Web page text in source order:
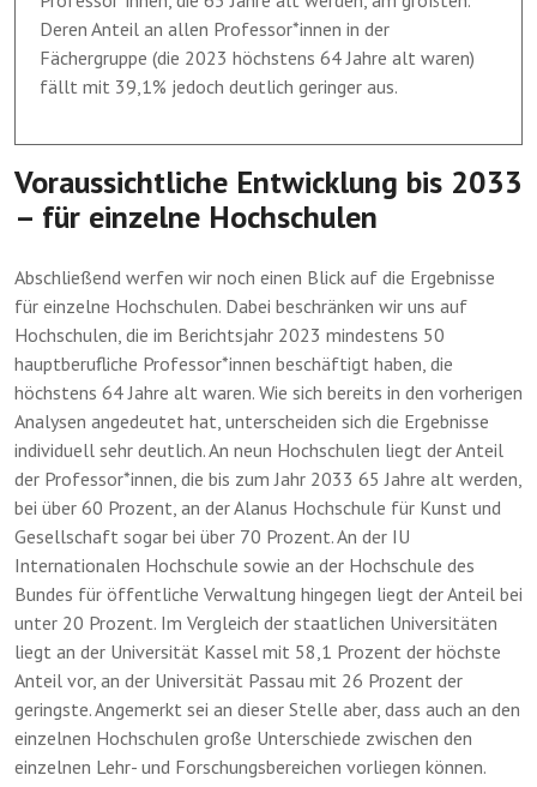
Deren Anteil an allen Professor*innen in der
Fächergruppe (die 2023 höchstens 64 Jahre alt waren)
fällt mit 39,1% jedoch deutlich geringer aus.
Voraussichtliche Entwicklung bis 2033
– für einzelne Hochschulen
Abschließend werfen wir noch einen Blick auf die Ergebnisse
für einzelne Hochschulen. Dabei beschränken wir uns auf
Hochschulen, die im Berichtsjahr 2023 mindestens 50
hauptberufliche Professor*innen beschäftigt haben, die
höchstens 64 Jahre alt waren. Wie sich bereits in den vorherigen
Analysen angedeutet hat, unterscheiden sich die Ergebnisse
individuell sehr deutlich. An neun Hochschulen liegt der Anteil
der Professor*innen, die bis zum Jahr 2033 65 Jahre alt werden,
bei über 60 Prozent, an der Alanus Hochschule für Kunst und
Gesellschaft sogar bei über 70 Prozent. An der IU
Internationalen Hochschule sowie an der Hochschule des
Bundes für öffentliche Verwaltung hingegen liegt der Anteil bei
unter 20 Prozent. Im Vergleich der staatlichen Universitäten
liegt an der Universität Kassel mit 58,1 Prozent der höchste
Anteil vor, an der Universität Passau mit 26 Prozent der
geringste. Angemerkt sei an dieser Stelle aber, dass auch an den
einzelnen Hochschulen große Unterschiede zwischen den
einzelnen Lehr- und Forschungsbereichen vorliegen können.